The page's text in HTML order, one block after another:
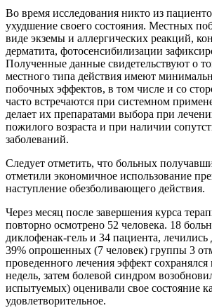
Во время исследования никто из
ухудшение своего состояния. Местных
виде экземы и аллергических реакций,
дерматита, фотосенсибилизации
Полученные данные свидетельствуют о
местного типа действия имеют
побочных эффектов, в том числе и со
часто встречаются при системном
делает их препаратами выбора при
пожилого возраста и при наличии
заболеваний.
Следует отметить, что больных
отметили экономичное использование
наступление обезболивающего действия.
Через месяц после завершения курса
повторно осмотрено 52 человека. 18
диклофенак-гель и 34 пациента,
39% опрошенных (7 человек) группы 3
проведенного лечения эффект сохранялся
недель, затем болевой синдром
испытуемых) оценивали свое состояние
удовлетворительное.